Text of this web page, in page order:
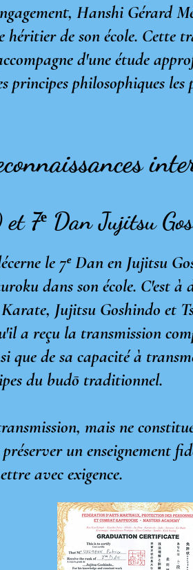
Hanshi Gérard
de son école. Cette
d'une étude
principes philosophiques
7ᵉ Dan Jujitsu
le 7ᵉ Dan en Jujitsu
dans son école. C'est à
Karate, Jujitsu Goshindo et
a reçu la transmission
que de sa capacité à
du budō traditionnel.
mais ne
un enseignement